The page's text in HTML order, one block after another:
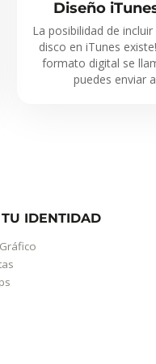
Diseño
La posibilidad de
disco en iTunes
formato digital se
puedes enviar
IDENTIDAD